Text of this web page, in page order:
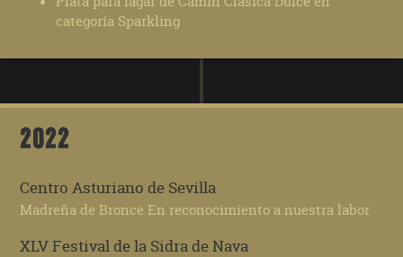
categoría Sparkling
2022
Centro Asturiano de Sevilla
Madreña de Bronce En reconocimiento a nuestra labor
XLV Festival de la Sidra de Nava